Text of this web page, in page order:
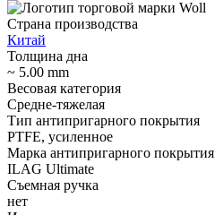
Страна производства
Китай
Толщина дна
~ 5.00 mm
Весовая категория
Средне-тяжелая
Тип антипригарного покрытия
PTFE, усиленное
Марка антипригарного покрытия
ILAG Ultimate
Съемная ручка
нет